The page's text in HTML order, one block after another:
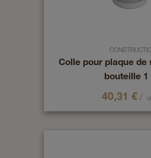
Colle pour plaque de
bouteille 1
40,31 €/